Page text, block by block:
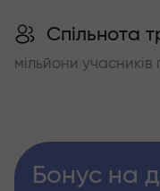
Спільнота
мільйони учасників
Бонус на